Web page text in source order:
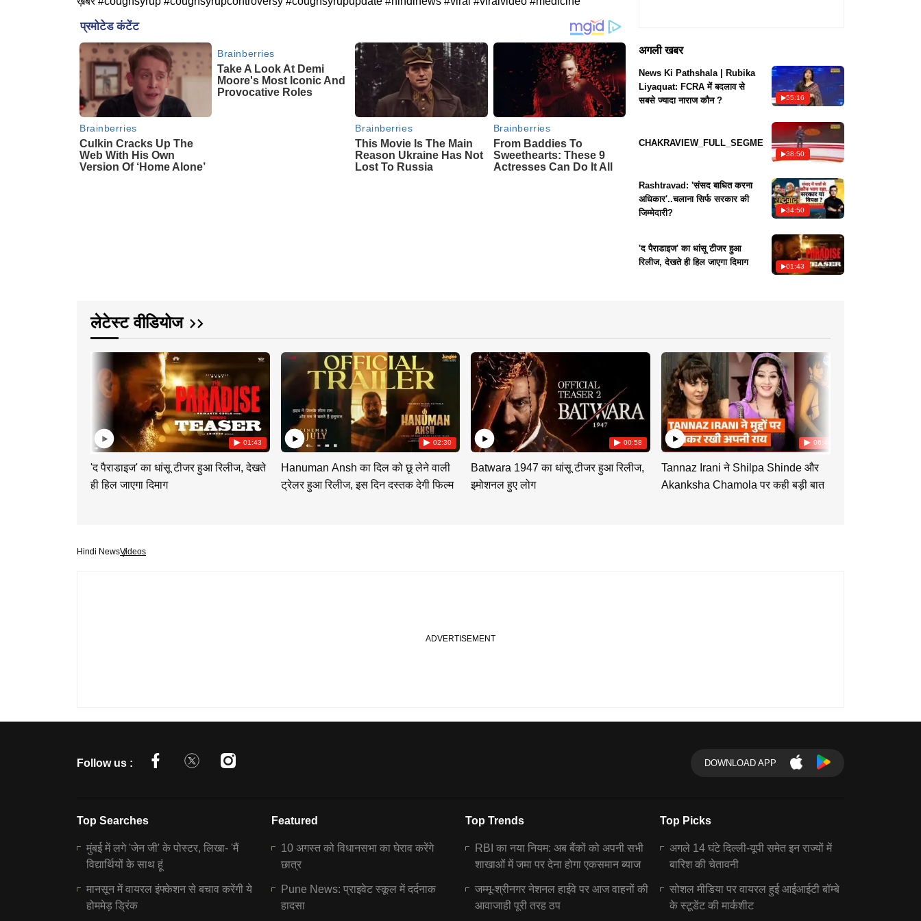
अगली खबर
News Ki Pathshala | Rubika
Liyaquat: FCRA में बदलाव से
सबसे ज्यादा नाराज कौन ?
55:16
CHAKRAVIEW_FULL_SEGMENT
38:50
Rashtravad: 'संसद बाधित करना
अधिकार'..चलाना सिर्फ सरकार की
जिम्मेदारी?
34:50
'द पैराडाइज' का धांसू टीजर हुआ
रिलीज, देखते ही हिल जाएगा दिमाग
01:43
लेटेस्ट वीडियोज
01:43
'द पैराडाइज' का धांसू टीजर हुआ रिलीज, देखते
ही हिल जाएगा दिमाग
02:30
Hanuman Ansh का दिल को छू लेने वाली
ट्रेलर हुआ रिलीज, इस दिन दस्तक देगी फिल्म
00:58
Batwara 1947 का धांसू टीजर हुआ रिलीज,
इमोशनल हुए लोग
06:44
Tannaz Irani ने Shilpa Shinde और
Akanksha Chamola पर कही बड़ी बात
Hindi NewsVideos
Follow us : DOWNLOAD APP
Top Searches
मुंबई में लगे 'जेन जी' के पोस्टर, लिखा- 'मैं
विद्यार्थियों के साथ हूं
मानसून में वायरल इंफ्केशन से बचाव करेंगी ये
होममेड़ ड्रिंक
Featured
10 अगस्त को विधानसभा का घेराव करेंगे
छात्र
Pune News: प्राइवेट स्कूल में दर्दनाक
हादसा
Top Trends
RBI का नया नियम: अब बैंकों को अपनी सभी
शाखाओं में जमा पर देना होगा एकसमान ब्याज
जम्मू-श्रीनगर नेशनल हाईवे पर आज वाहनों की
आवाजाही पूरी तरह ठप
Top Picks
अगले 14 घंटे दिल्ली-यूपी समेत इन राज्यों में
बारिश की चेतावनी
सोशल मीडिया पर वायरल हुई आईआईटी बॉम्बे
के स्टूडेंट की मार्कशीट